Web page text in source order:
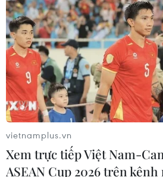
Mỹ: Thuốc thử nghiệm mới
dài thời gian sống của bệnh
ung thư tụy
02/06/2026 00:35
Hackathon AI-native đầu tiên:
lập trình viên giải bài toán thực
28/05/2026 10:56
vietnamplus.vn
Xem trực tiếp Việt Nam-
ASEAN Cup 2026 trên kênh